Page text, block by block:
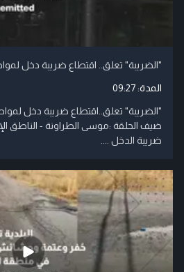
"الضريبة" تعلق.. اقتطاع ضريبة دخل
المدة:09:27
"الضريبة" تعلق..اقتطاع ضريبة دخل
ضيف الحلقة :موسى الطراونة - الناطق
ضريبة الدخل ....